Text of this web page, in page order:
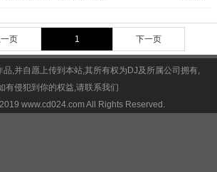
页 1 下一页
,并自愿上传到本站,其所有权为DJ及所属公司拥有,
有侵犯到你的权益,请联系我们
www.cd024.com All Rights Reserved.